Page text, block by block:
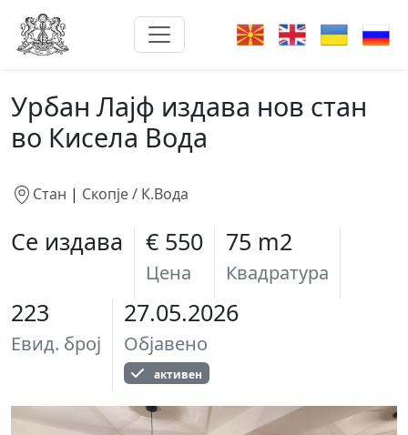
Урбан Лајф издава нов стан
во Кисела Вода
Стан | Скопје / К.Вода
Се издава € 550
Цена
75 m2
Квадратура
223
Евид. број
27.05.2026
Објавено
активен